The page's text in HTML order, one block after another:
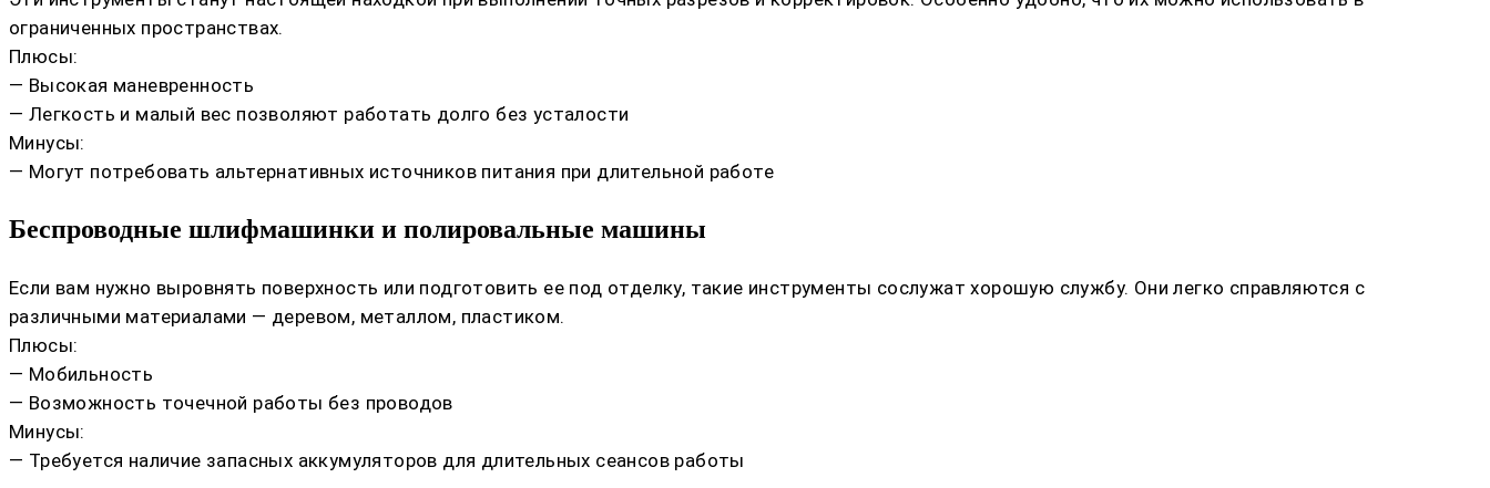
ограниченных пространствах.
Плюсы:
— Высокая маневренность
— Легкость и малый вес позволяют работать долго без усталости
Минусы:
— Могут потребовать альтернативных источников питания при длительной работе
Беспроводные шлифмашинки и полировальные машины
Если вам нужно выровнять поверхность или подготовить ее под отделку, такие инструменты сослужат хорошую службу. Они легко справляются с
различными материалами — деревом, металлом, пластиком.
Плюсы:
— Мобильность
— Возможность точечной работы без проводов
Минусы:
— Требуется наличие запасных аккумуляторов для длительных сеансов работы